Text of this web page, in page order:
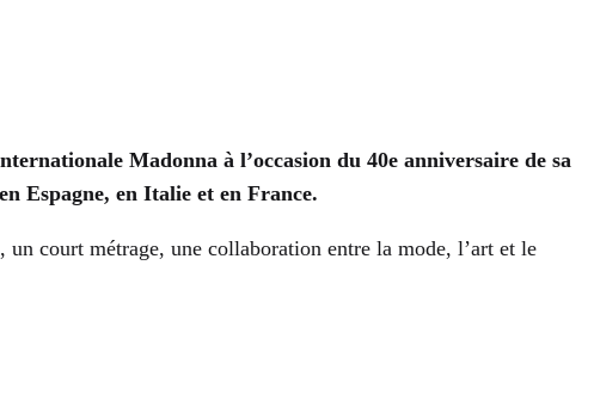
Madonna à l’occasion du 40e anniversaire de sa
Espagne, en Italie et en France.
court métrage, une collaboration entre la mode, l’art et le